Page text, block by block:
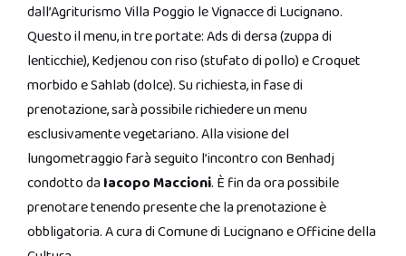
dall’Agriturismo Villa Poggio le Vignacce di Lucignano.
Questo il menu, in tre portate: Ads di dersa (zuppa di
lenticchie), Kedjenou con riso (stufato di pollo) e Croquet
morbido e Sahlab (dolce). Su richiesta, in fase di
prenotazione, sarà possibile richiedere un menu
esclusivamente vegetariano. Alla visione del
lungometraggio farà seguito l’incontro con Benhadj
condotto da Iacopo Maccioni. È fin da ora possibile
prenotare tenendo presente che la prenotazione è
obbligatoria. A cura di Comune di Lucignano e Officine della